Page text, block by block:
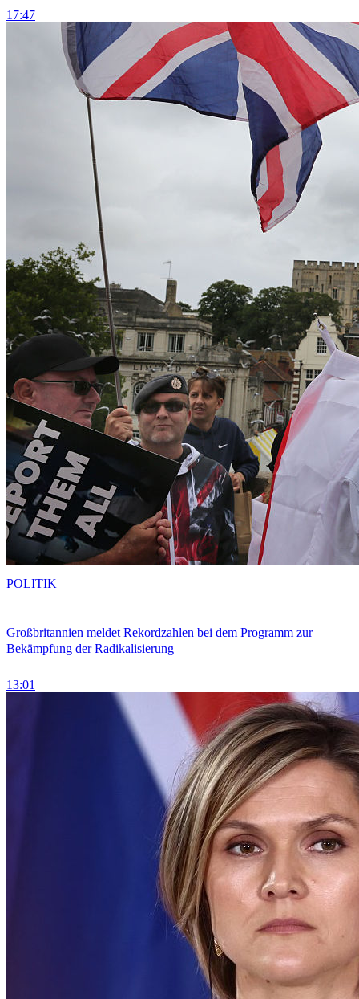
17:47
Großbritannien meldet Rekordzahlen bei dem Programm zur
Bekämpfung der Radikalisierung
13:01
POLITIK